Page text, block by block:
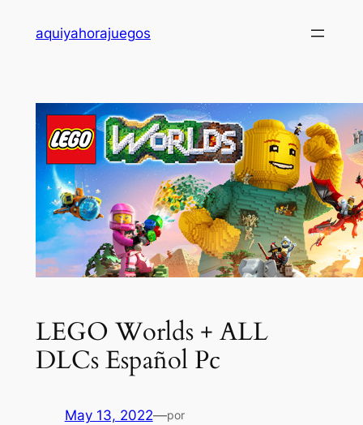
aquiyahorajuegos
LEGO Worlds + ALL
DLCs Español Pc
May 13, 2022—por